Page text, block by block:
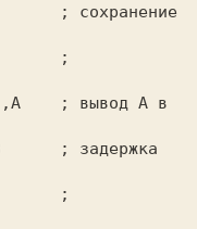
;
; вывод A в
; задержка
;